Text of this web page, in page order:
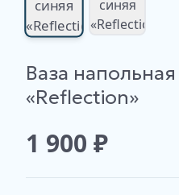
Изображение
недоступно
Изображение
недоступно
Ваза
«Reflection»
1 900 ₽